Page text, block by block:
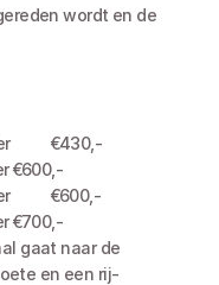
wordt en de
80 km/u - 100 km/u	> 3 meter	€430,-
80 km/u - 100 km/u	< 3 meter	€600,-
100 km/u - 120 km/u	> 3 meter	€600,-
100 km/u – 120 km/u	< 3 meter	€700,-
en een rij-